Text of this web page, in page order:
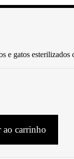
e gatos esterilizados
carrinho